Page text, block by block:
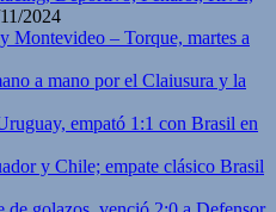
2024
Montevideo – Torque, martes a
a mano por el Claiusura y la
empató 1:1 con Brasil en
y Chile; empate clásico Brasil